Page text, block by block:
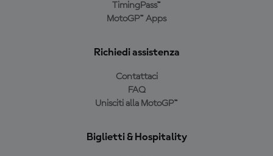
TimingPass™
MotoGP™ Apps
Richiedi assistenza
Contattaci
FAQ
Unisciti alla MotoGP™
Biglietti & Hospitality